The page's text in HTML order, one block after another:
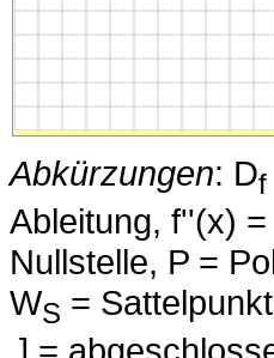
Abkürzungen: Df
Ableitung, f''(x)
Nullstelle, P =
WS =